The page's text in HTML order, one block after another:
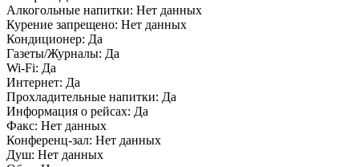
Алкогольные напитки: Нет данных
Курение запрещено: Нет данных
Кондиционер: Да
Газеты/Журналы: Да
Wi-Fi: Да
Интернет: Да
Прохладительные напитки: Да
Информация о рейсах: Да
Факс: Нет данных
Конференц-зал: Нет данных
Душ: Нет данных